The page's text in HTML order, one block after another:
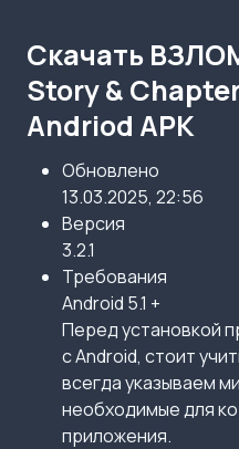
Скачать
Story &
Andriod APK
Обновлено
13.03.2025, 22:56
Версия
3.2.1
Требования
Android 5.1 +
Перед установкой
с Android, стоит
всегда указываем
необходимые для
приложения.